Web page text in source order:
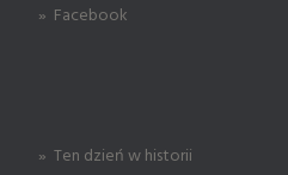
» Facebook
» Ten dzień w historii